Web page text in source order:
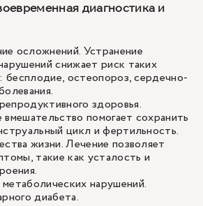
диагностика и
осложнений. Устранение
снижает риск таких
бесплодие, остеопороз, сердечно-
здоровья.
помогает сохранить
цикл и фертильность.
жизни. Лечение позволяет
такие как усталость и
нарушений.
диабета.